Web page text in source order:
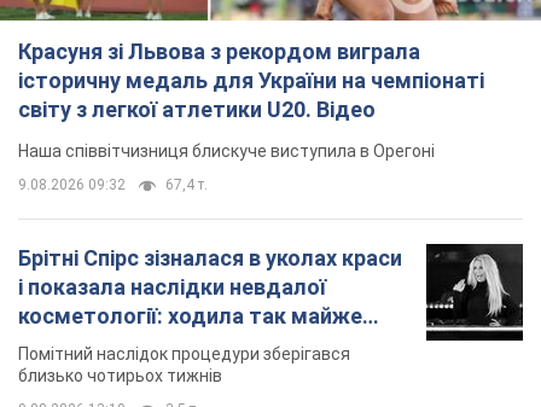
Помітний наслідок процедури зберігався
близько чотирьох тижнів
9.08.2026 13:19 3,5 т.
У 16–17 років могла цілий день не
їсти: українська модель Христина
Пономар розповіла про страшний бік
модельної кар’єри
Модель зізналася, які гонорари отримують її
колеги
9.08.2026 16:25 7,5 т.